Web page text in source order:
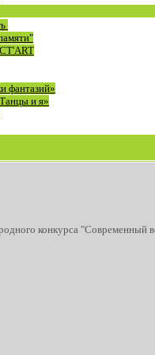
фантазий»
и я»
конкурса "Современный